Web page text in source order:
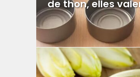
de thon, elles